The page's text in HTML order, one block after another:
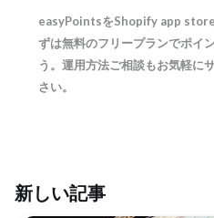
easyPointsをShopify app store
ずは無料のフリープランでポイ
う。運用方法ご相談もお気軽に
さい。
新しい記事